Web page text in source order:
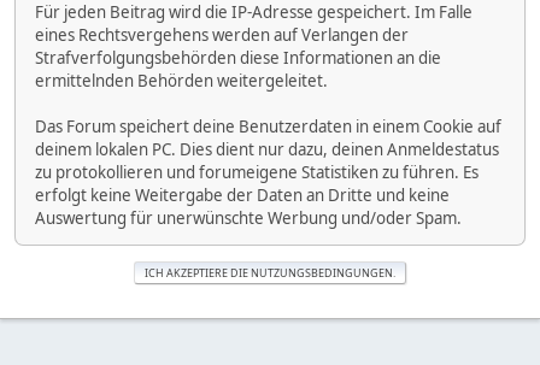
Für jeden Beitrag wird die IP-Adresse gespeichert. Im Falle
eines Rechtsvergehens werden auf Verlangen der
Strafverfolgungsbehörden diese Informationen an die
ermittelnden Behörden weitergeleitet.
Das Forum speichert deine Benutzerdaten in einem Cookie auf
deinem lokalen PC. Dies dient nur dazu, deinen Anmeldestatus
zu protokollieren und forumeigene Statistiken zu führen. Es
erfolgt keine Weitergabe der Daten an Dritte und keine
Auswertung für unerwünschte Werbung und/oder Spam.